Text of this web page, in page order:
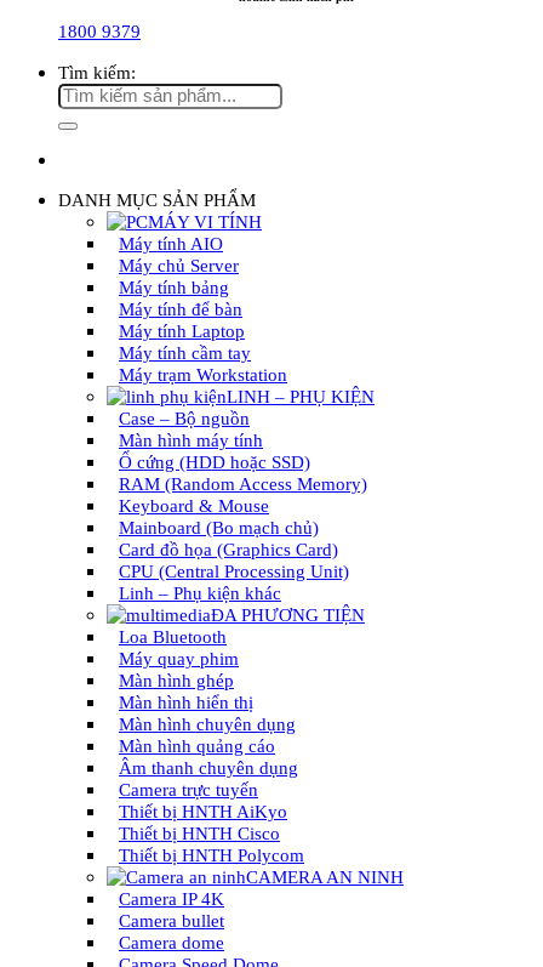
1800 9379
Tìm kiếm:
DANH MỤC SẢN PHẨM
MÁY VI TÍNH
Máy tính AIO
Máy chủ Server
Máy tính bảng
Máy tính để bàn
Máy tính Laptop
Máy tính cầm tay
Máy trạm Workstation
LINH – PHỤ KIỆN
Case – Bộ nguồn
Màn hình máy tính
Ổ cứng (HDD hoặc SSD)
RAM (Random Access Memory)
Keyboard & Mouse
Mainboard (Bo mạch chủ)
Card đồ họa (Graphics Card)
CPU (Central Processing Unit)
Linh – Phụ kiện khác
ĐA PHƯƠNG TIỆN
Loa Bluetooth
Máy quay phim
Màn hình ghép
Màn hình hiển thị
Màn hình chuyên dụng
Màn hình quảng cáo
Âm thanh chuyên dụng
Camera trực tuyến
Thiết bị HNTH AiKyo
Thiết bị HNTH Cisco
Thiết bị HNTH Polycom
CAMERA AN NINH
Camera IP 4K
Camera bullet
Camera dome